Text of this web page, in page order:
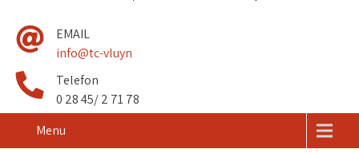
EMAIL
info@tc-vluyn
Telefon
0 28 45/ 2 71 78
Menu